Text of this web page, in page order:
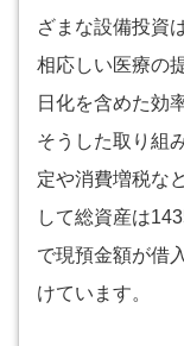
ざまな設備投資
相応しい医療の
日化を含めた効
そうした取り組
定や消費増税な
して総資産は
で現預金額が借
けています。